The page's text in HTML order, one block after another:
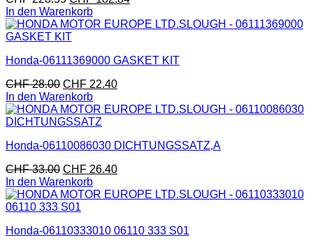
In den Warenkorb
Honda-06111369000 GASKET KIT
CHF28.00 CHF 22.40
In den Warenkorb
Honda-06110086030 DICHTUNGSSATZ,A
CHF33.00 CHF 26.40
In den Warenkorb
Honda-06110333010 06110 333 S01